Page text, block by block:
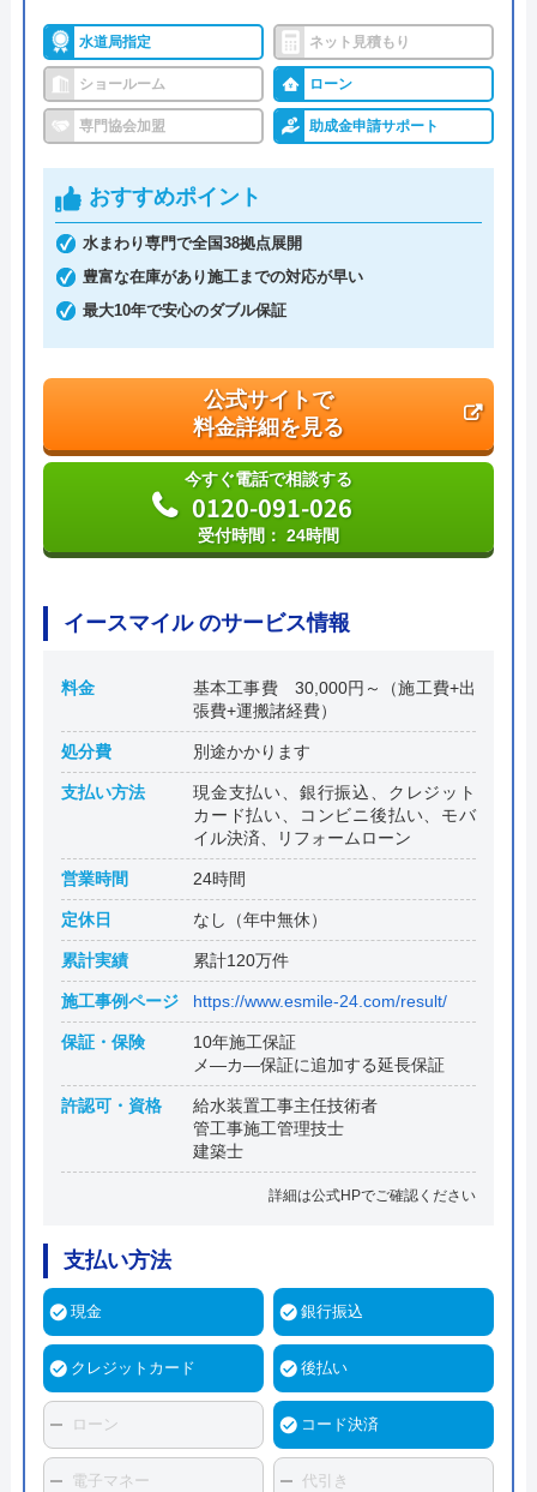
交換できるくん の基本情報
運営会社 株式会社交換できるくん
創業・設立 1998年11月13日設立
本社所在地
〒150-0011
東京都渋谷区東1丁目26-20 東京建物東
渋谷ビル
水道局指定 ネット見積もり
ショールーム ローン
専門協会加盟 助成金申請サポート
おすすめポイント
水まわり専門で全国38拠点展開
豊富な在庫があり施工までの対応が早い
最大10年で安心のダブル保証
公式サイトで
料金詳細を見る
今すぐ電話で相談する
0120-091-026
受付時間： 24時間
イースマイル のサービス情報
料金
基本工事費 30,000円～（施工費+出
張費+運搬諸経費）
処分費 別途かかります
支払い方法
現金支払い、銀行振込、クレジット
カード払い、コンビニ後払い、モバ
イル決済、リフォームローン
営業時間 24時間
定休日 なし（年中無休）
累計実績 累計120万件
施工事例ページ https://www.esmile-24.com/result/
保証・保険
10年施工保証
メ―カ―保証に追加する延長保証
許認可・資格
給水装置工事主任技術者
管工事施工管理技士
建築士
詳細は公式HPでご確認ください
支払い方法
現金 銀行振込
クレジットカード 後払い
ローン コード決済
電子マネー 代引き